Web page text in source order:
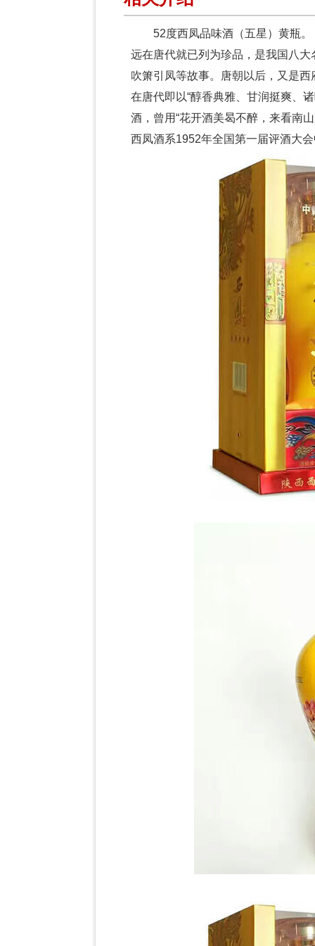
52度西凤品味酒（五星）黄瓶
远在唐代就已列为珍品，是我国八
吹箫引凤等故事。唐朝以后，又是
在唐代即以“醇香典雅、甘润挺爽、
酒，曾用“花开酒美曷不醉，来看南
西凤酒系1952年全国第一届评酒大